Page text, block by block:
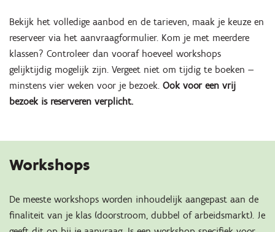
Bekijk het volledige aanbod en de tarieven, maak je keuze en
reserveer via het aanvraagformulier. Kom je met meerdere
klassen? Controleer dan vooraf hoeveel workshops
gelijktijdig mogelijk zijn. Vergeet niet om tijdig te boeken —
minstens vier weken voor je bezoek. Ook voor een vrij
bezoek is reserveren verplicht.
Workshops
De meeste workshops worden inhoudelijk aangepast aan de
finaliteit van je klas (doorstroom, dubbel of arbeidsmarkt). Je